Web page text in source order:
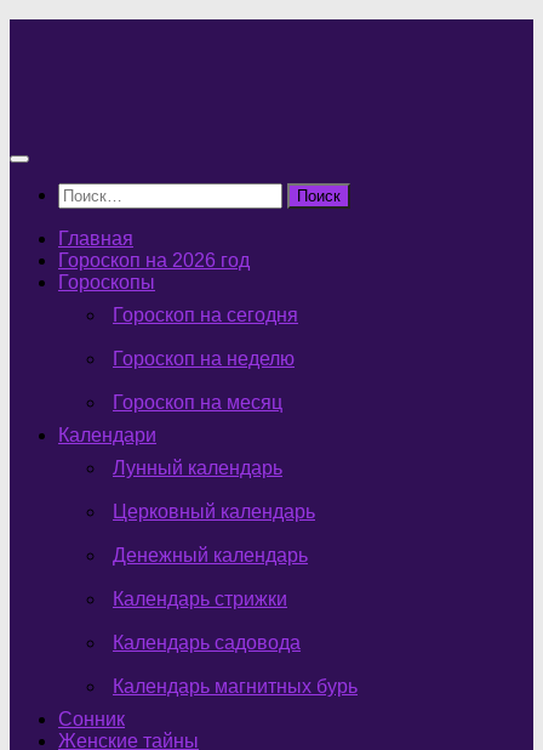
Найти:
Главная
Гороскоп на 2026 год
Гороскопы
Гороскоп на сегодня
Гороскоп на неделю
Гороскоп на месяц
Календари
Лунный календарь
Церковный календарь
Денежный календарь
Календарь стрижки
Календарь садовода
Календарь магнитных бурь
Сонник
Женские тайны